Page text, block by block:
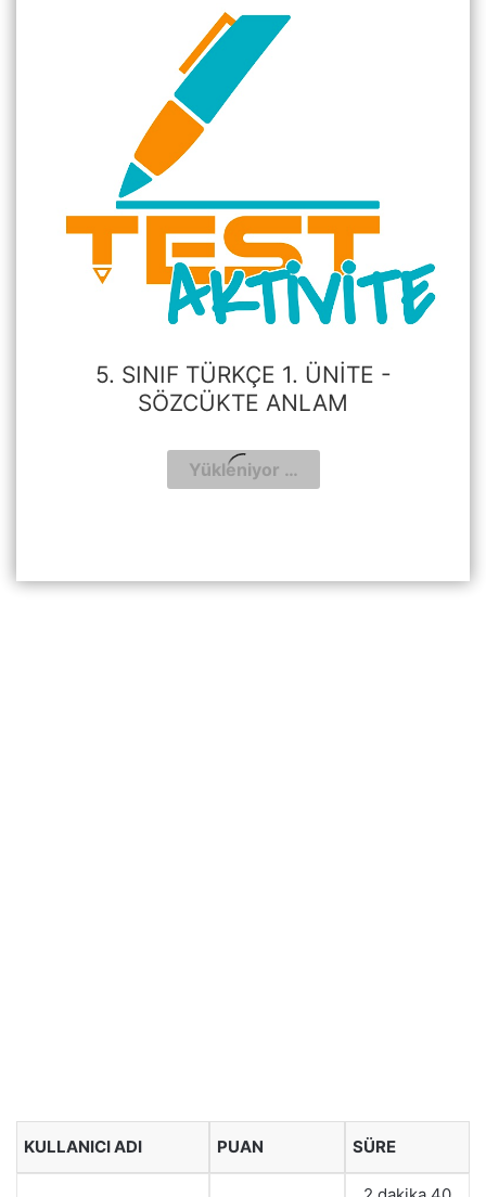
5. SINIF TÜRKÇE 1. ÜNITE -
SÖZCÜKTE ANLAM
KULLANICI ADI PUAN SÜRE